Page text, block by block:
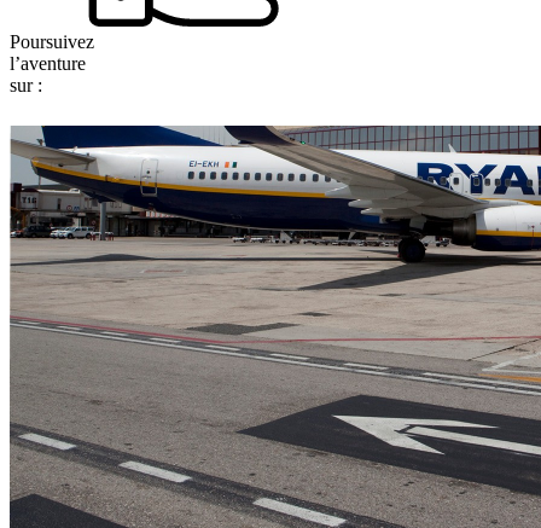
Poursuivez
l’aventure
sur :